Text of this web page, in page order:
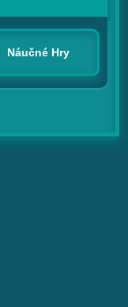
Náučné Hry